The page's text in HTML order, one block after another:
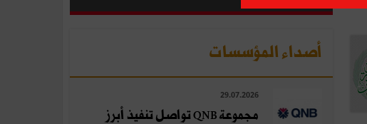
أصداء المؤسسات
29.07.2026
مجموعة QNB تواصل تنفيذ أبرز